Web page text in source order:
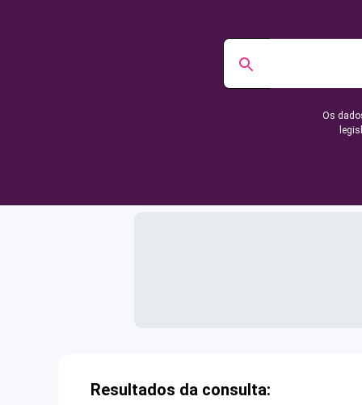
Os
Resultados da consulta: